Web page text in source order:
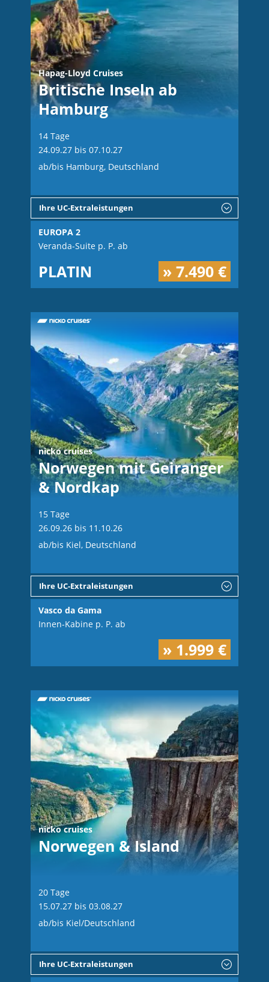
Hapag-Lloyd Cruises
Britische Inseln ab
Hamburg
14 Tage
24.09.27 bis 07.10.27
ab/bis Hamburg, Deutschland
Ihre UC-Extraleistungen
EUROPA 2
Veranda-Suite p. P. ab
PLATIN » 7.490 €
nicko cruises
Norwegen mit Geiranger
& Nordkap
15 Tage
26.09.26 bis 11.10.26
ab/bis Kiel, Deutschland
Ihre UC-Extraleistungen
Vasco da Gama
Innen-Kabine p. P. ab
» 1.999 €
nicko cruises
Norwegen & Island
20 Tage
15.07.27 bis 03.08.27
ab/bis Kiel/Deutschland
Ihre UC-Extraleistungen